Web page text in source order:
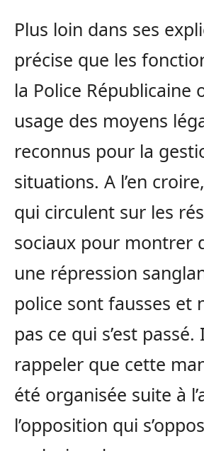
Plus loin dans ses
précise que les
la Police Républicaine
usage des moyens
reconnus pour la
situations. A l’en
qui circulent sur les
sociaux pour montrer
une répression
police sont fausses et
pas ce qui s’est
rappeler que cette
été organisée suite à
l’opposition qui